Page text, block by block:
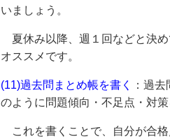
いましょう。
夏休み以降、週１回などと決め
オススメです。
(11)過去問まとめ帳を書く
：過
のように問題傾向・不足点・対策
これを書くことで、自分が合